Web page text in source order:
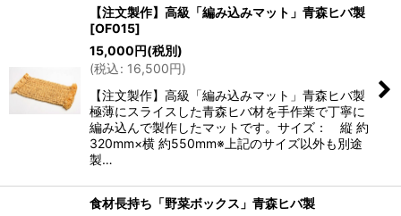
【注文製作】高級「編み込みマット」青森ヒバ製
[OF015]
15,000円(税別)
(税込: 16,500円)
【注文製作】高級「編み込みマット」青森ヒバ製
極薄にスライスした青森ヒバ材を手作業で丁寧に
編み込んで製作したマットです。サイズ： 縦 約
320mm×横 約550mm※上記のサイズ以外も別途
製…
食材長持ち「野菜ボックス」青森ヒバ製